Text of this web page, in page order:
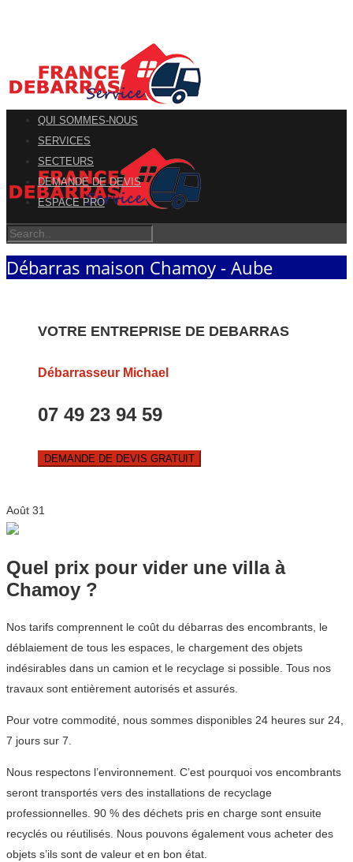
QUI SOMMES-NOUS
SERVICES
SECTEURS
DEMANDE DE DEVIS
ESPACE PRO
Débarras maison Chamoy - Aube
VOTRE ENTREPRISE DE DEBARRAS
Débarrasseur Michael
07 49 23 94 59
DEMANDE DE DEVIS GRATUIT
Août 31
Quel prix pour vider une villa à
Chamoy ?
Nos tarifs comprennent le coût du débarras des encombrants, le
déblaiement de tous les espaces, le chargement des objets
indésirables dans un camion et le recyclage si possible. Tous nos
travaux sont entièrement autorisés et assurés.
Pour votre commodité, nous sommes disponibles 24 heures sur 24,
7 jours sur 7.
Nous respectons l’environnement. C’est pourquoi vos encombrants
seront transportés vers des installations de recyclage
professionnelles. 90 % des déchets pris en charge sont ensuite
recyclés ou réutilisés. Nous pouvons également vous acheter des
objets s’ils sont de valeur et en bon état.